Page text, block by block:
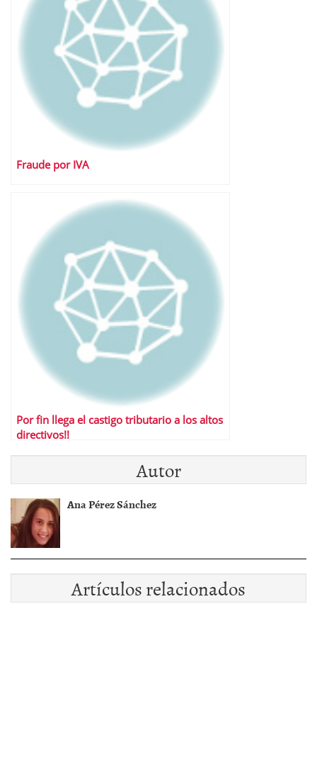
Fraude por IVA
Por fin llega el castigo tributario a los altos
directivos!!
Autor
Ana Pérez Sánchez
Artículos relacionados